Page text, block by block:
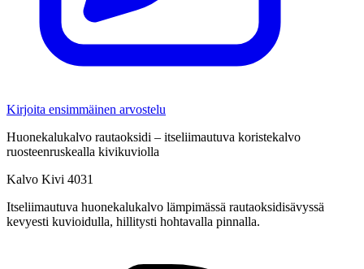
Kirjoita ensimmäinen arvostelu
Huonekalukalvo rautaoksidi – itseliimautuva koristekalvo
ruosteenruskealla kivikuviolla
Kalvo Kivi 4031
Itseliimautuva huonekalukalvo lämpimässä rautaoksidisävyssä
kevyesti kuvioidulla, hillitysti hohtavalla pinnalla.